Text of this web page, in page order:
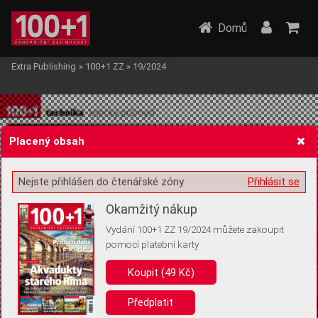
Žádost o souhlas s ukládáním volitelných informací
Pro základní fungování webu nepotřebujeme ukládat žádné informace
(tzv. cookies apod.). Rádi bychom vás ale požádali o souhlas s
uložením volitelných informací:
Anonymní unikátní ID
Domů
Extra Publishing » 100+1 ZZ » 19/2024
Placený obsah
Přihlásit se
Nejste přihlášen do čtenářské zóny
Okamžitý nákup
Vydání 100+1 ZZ 19/2024 můžete zakoupit
pomocí platební karty
Koupit (49 Kč)
Předplatit